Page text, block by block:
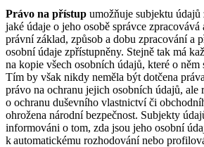
Právo na přístup umožňuje subjektu
jaké údaje o jeho osobě správce zpracovává
právní základ, způsob a dobu zpracování a
osobní údaje zpřístupněny. Stejně tak má
na kopie všech osobních údajů, které o něm
Tím by však nikdy neměla být dotčena
právo na ochranu jejich osobních údajů, ale
o ochranu duševního vlastnictví či
ohrožena národní bezpečnost. Subjekty
informováni o tom, zda jsou jeho osobní
k automatickému rozhodování nebo